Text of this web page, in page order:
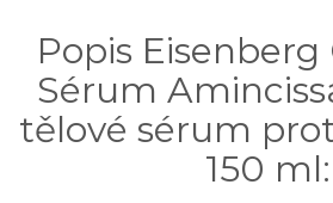
Popis Eisenberg
Sérum
tělové sérum
150 ml: